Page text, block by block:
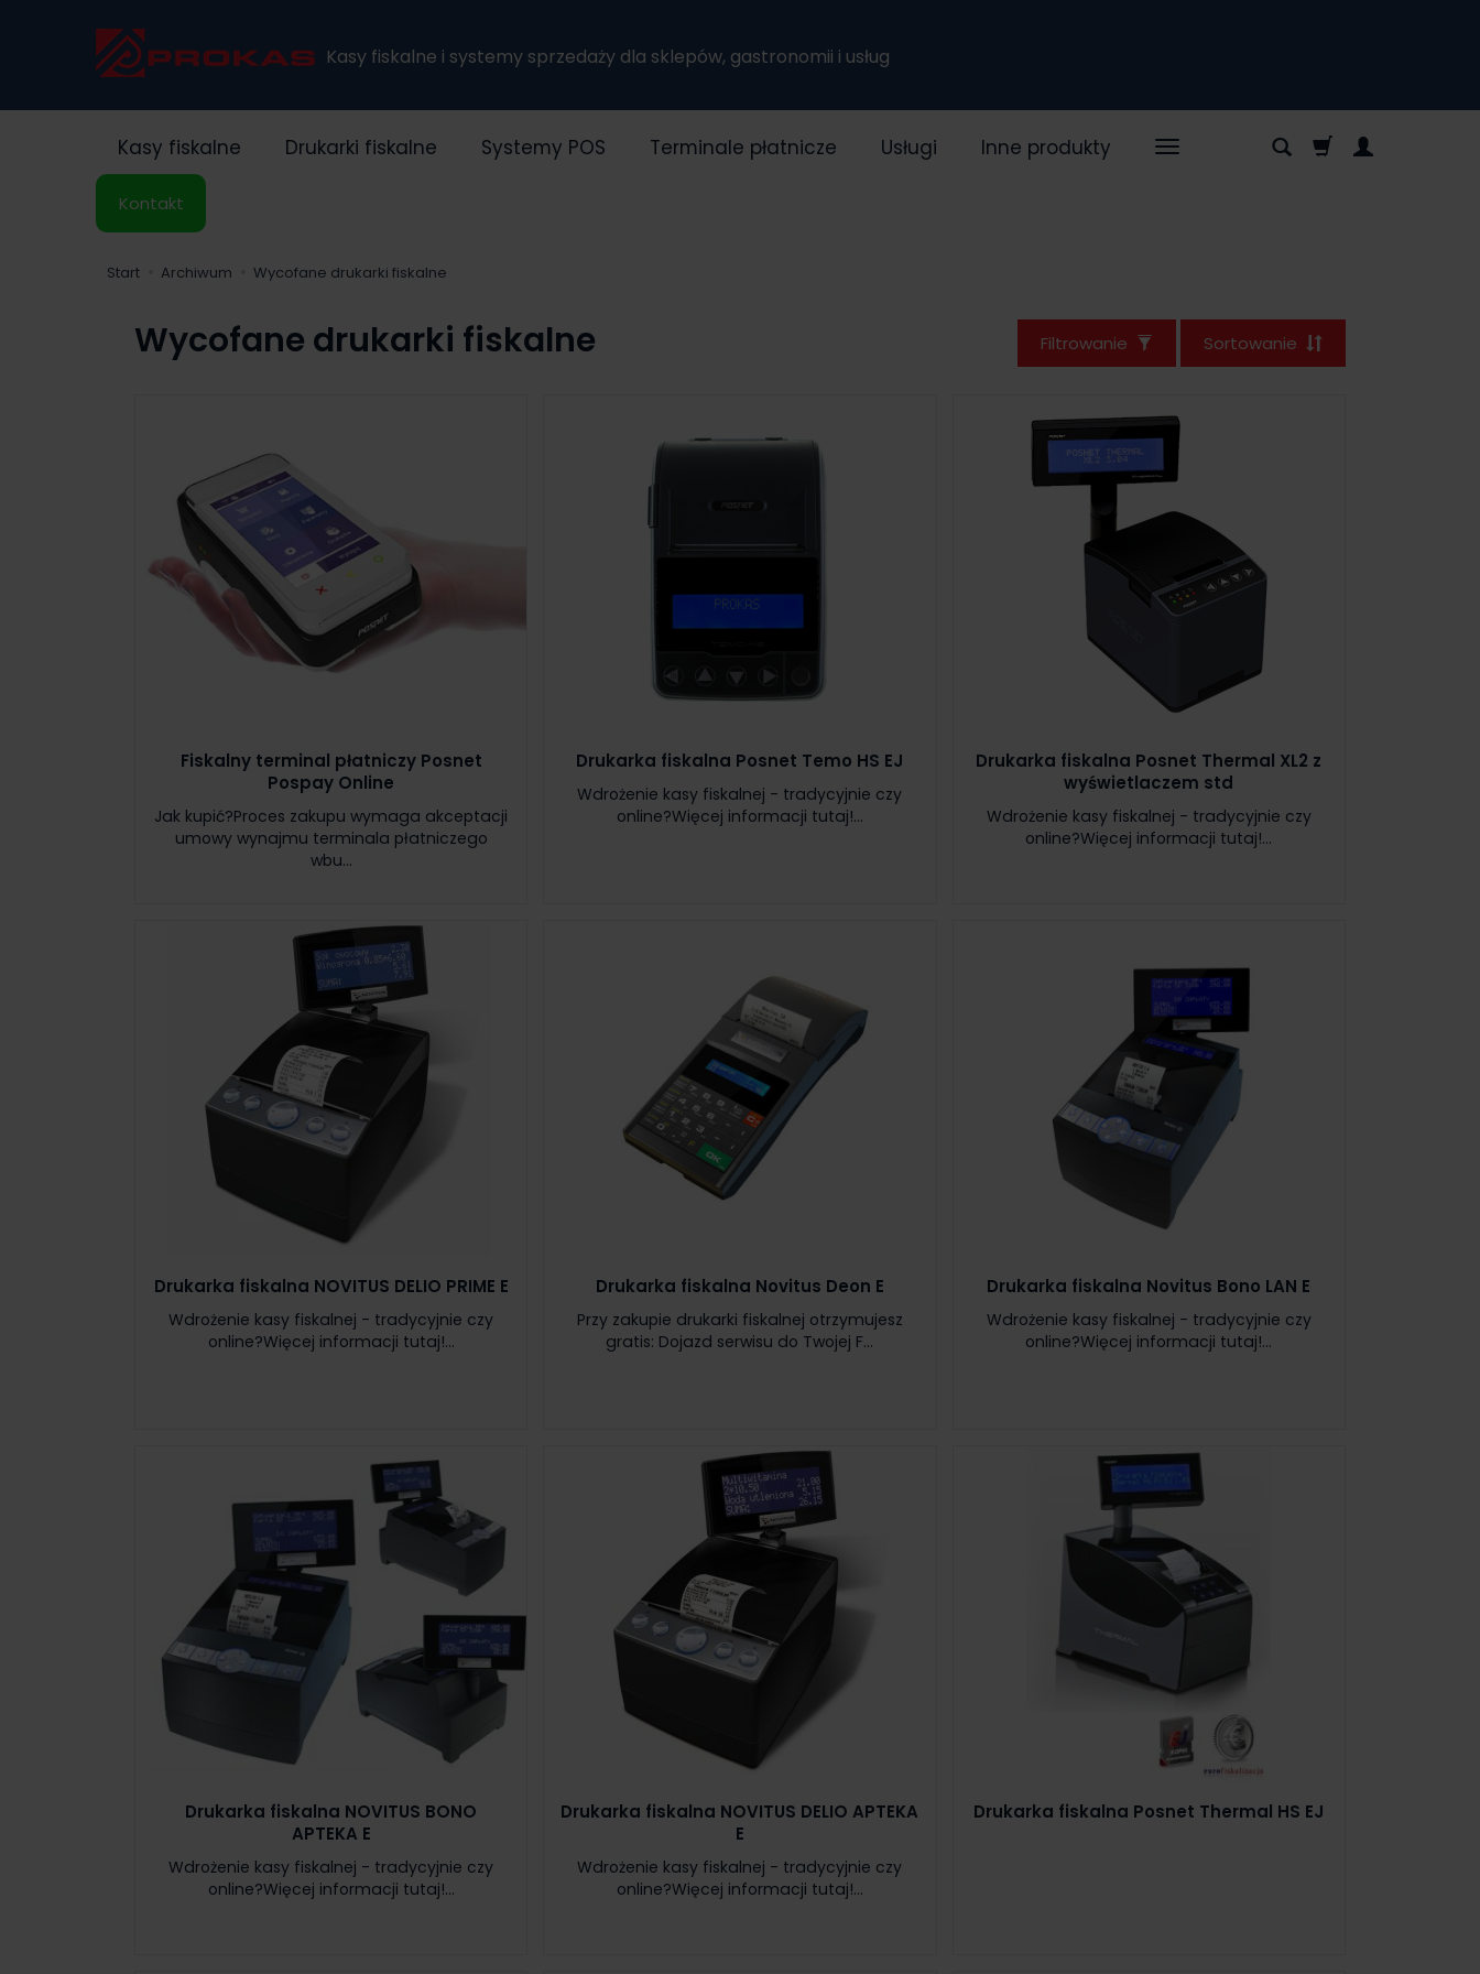
Kasy fiskalne i systemy sprzedaży dla sklepów, gastronomii i usług
Kasy fiskalne Drukarki fiskalne Systemy POS Terminale płatnicze Usługi Inne produkty
Kontakt
Start Archiwum Wycofane drukarki fiskalne
Wycofane drukarki fiskalne Filtrowanie Sortowanie
Fiskalny terminal płatniczy Posnet
Pospay Online
Jak kupić?Proces zakupu wymaga akceptacji
umowy wynajmu terminala płatniczego
wbu...
Drukarka fiskalna Posnet Temo HS EJ
Wdrożenie kasy fiskalnej - tradycyjnie czy
online?Więcej informacji tutaj!...
Drukarka fiskalna Posnet Thermal XL2 z
wyświetlaczem std
Wdrożenie kasy fiskalnej - tradycyjnie czy
online?Więcej informacji tutaj!...
Drukarka fiskalna NOVITUS DELIO PRIME E
Wdrożenie kasy fiskalnej - tradycyjnie czy
online?Więcej informacji tutaj!...
Drukarka fiskalna Novitus Deon E
Przy zakupie drukarki fiskalnej otrzymujesz
gratis: Dojazd serwisu do Twojej F...
Drukarka fiskalna Novitus Bono LAN E
Wdrożenie kasy fiskalnej - tradycyjnie czy
online?Więcej informacji tutaj!...
Drukarka fiskalna NOVITUS BONO
APTEKA E
Wdrożenie kasy fiskalnej - tradycyjnie czy
online?Więcej informacji tutaj!...
Drukarka fiskalna NOVITUS DELIO APTEKA
E
Wdrożenie kasy fiskalnej - tradycyjnie czy
online?Więcej informacji tutaj!...
Drukarka fiskalna Posnet Thermal HS EJ